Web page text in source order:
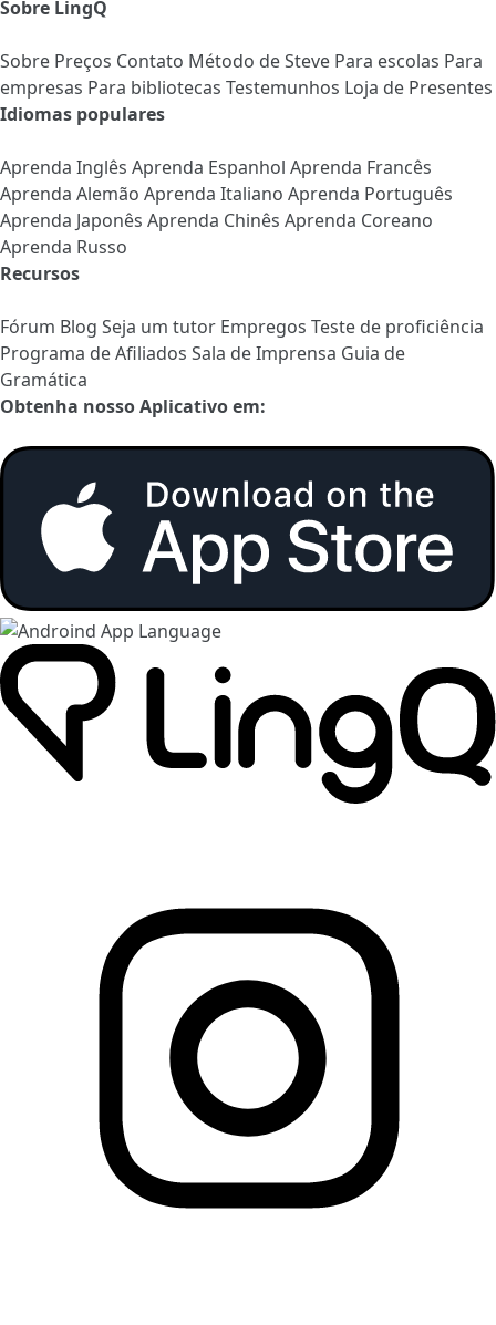
Sobre LingQ
Sobre Preços Contato Método de Steve Para escolas Para
empresas Para bibliotecas Testemunhos Loja de Presentes
Idiomas populares
Aprenda Inglês Aprenda Espanhol Aprenda Francês
Aprenda Alemão Aprenda Italiano Aprenda Português
Aprenda Japonês Aprenda Chinês Aprenda Coreano
Aprenda Russo
Recursos
Fórum Blog Seja um tutor Empregos Teste de proficiência
Programa de Afiliados Sala de Imprensa Guia de
Gramática
Obtenha nosso Aplicativo em: